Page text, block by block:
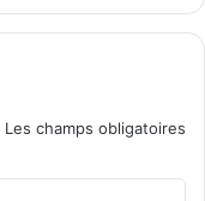
Les champs obligatoires